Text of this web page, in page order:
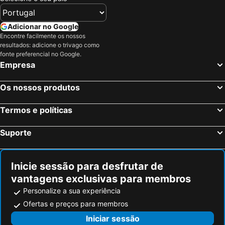
Milão, Lombardia Hotéis
Bergamo, Lombardia Hotéis
Sirmione, Lombardia Hotéis
Somma Lombardo, Lombardia Hotéis
Brescia, Lombardia Hotéis
Nápoles, Campanha Hotéis
Palermo, Sicília Hotéis
Cagliari, Sardenha Hotéis
Adicionar no Google
Encontre facilmente os nossos
resultados: adicione o trivago como
fonte preferencial no Google.
Empresa
Os nossos produtos
Termos e políticas
Suporte
Inicie sessão para desfrutar de
vantagens exclusivas para membros
Personalize a sua experiência
Ofertas e preços para membros
Iniciar sessão